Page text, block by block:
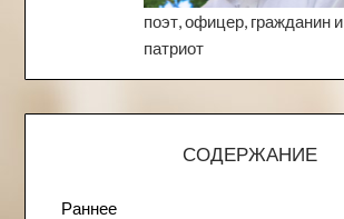
поэт, офицер, гражданин и
патриот
СОДЕРЖАНИЕ
Раннее